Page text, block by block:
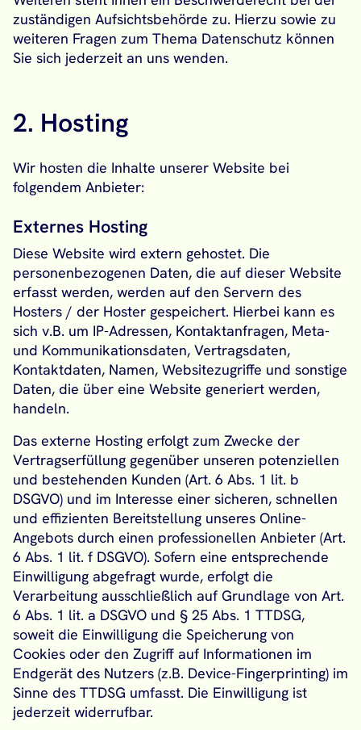
zuständigen Aufsichtsbehörde zu. Hierzu sowie zu
weiteren Fragen zum Thema Datenschutz können
Sie sich jederzeit an uns wenden.
2. Hosting
Wir hosten die Inhalte unserer Website bei
folgendem Anbieter:
Externes Hosting
Diese Website wird extern gehostet. Die
personenbezogenen Daten, die auf dieser Website
erfasst werden, werden auf den Servern des
Hosters / der Hoster gespeichert. Hierbei kann es
sich v.B. um IP-Adressen, Kontaktanfragen, Meta-
und Kommunikationsdaten, Vertragsdaten,
Kontaktdaten, Namen, Websitezugriffe und sonstige
Daten, die über eine Website generiert werden,
handeln.
Das externe Hosting erfolgt zum Zwecke der
Vertragserfüllung gegenüber unseren potenziellen
und bestehenden Kunden (Art. 6 Abs. 1 lit. b
DSGVO) und im Interesse einer sicheren, schnellen
und effizienten Bereitstellung unseres Online-
Angebots durch einen professionellen Anbieter (Art.
6 Abs. 1 lit. f DSGVO). Sofern eine entsprechende
Einwilligung abgefragt wurde, erfolgt die
Verarbeitung ausschließlich auf Grundlage von Art.
6 Abs. 1 lit. a DSGVO und § 25 Abs. 1 TTDSG,
soweit die Einwilligung die Speicherung von
Cookies oder den Zugriff auf Informationen im
Endgerät des Nutzers (z.B. Device-Fingerprinting) im
Sinne des TTDSG umfasst. Die Einwilligung ist
jederzeit widerrufbar.